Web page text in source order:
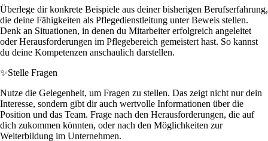
Überlege dir konkrete Beispiele aus deiner bisherigen Berufserfahrung,
die deine Fähigkeiten als Pflegedienstleitung unter Beweis stellen.
Denk an Situationen, in denen du Mitarbeiter erfolgreich angeleitet
oder Herausforderungen im Pflegebereich gemeistert hast. So kannst
du deine Kompetenzen anschaulich darstellen.
✨Stelle Fragen
Nutze die Gelegenheit, um Fragen zu stellen. Das zeigt nicht nur dein
Interesse, sondern gibt dir auch wertvolle Informationen über die
Position und das Team. Frage nach den Herausforderungen, die auf
dich zukommen könnten, oder nach den Möglichkeiten zur
Weiterbildung im Unternehmen.